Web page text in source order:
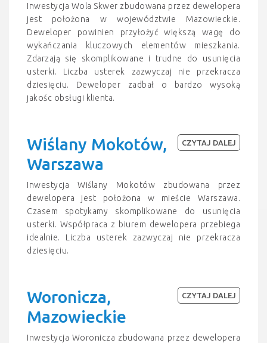
Inwestycja Wola Skwer zbudowana przez dewelopera
jest położona w województwie Mazowieckie.
Deweloper powinien przyłożyć większą wagę do
wykańczania kluczowych elementów mieszkania.
Zdarzają się skomplikowane i trudne do usunięcia
usterki. Liczba usterek zazwyczaj nie przekracza
dziesięciu. Deweloper zadbał o bardzo wysoką
jakośc obsługi klienta.
Wiślany Mokotów,
Warszawa
Inwestycja Wiślany Mokotów zbudowana przez
dewelopera jest położona w mieście Warszawa.
Czasem spotykamy skomplikowane do usunięcia
usterki. Współpraca z biurem dewelopera przebiega
idealnie. Liczba usterek zazwyczaj nie przekracza
dziesięciu.
CZYTAJ DALEJ
Woronicza,
Mazowieckie
Inwestycja Woronicza zbudowana przez dewelopera
CZYTAJ DALEJ